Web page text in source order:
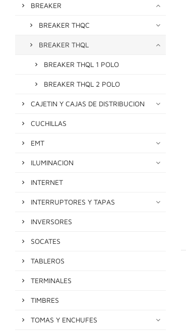
BREAKER
BREAKER THQC
BREAKER THQL
BREAKER THQL 1 POLO
BREAKER THQL 2 POLO
CAJETIN Y CAJAS DE DISTRIBUCION
CUCHILLAS
EMT
ILUMINACION
INTERNET
INTERRUPTORES Y TAPAS
INVERSORES
SOCATES
TABLEROS
TERMINALES
TIMBRES
TOMAS Y ENCHUFES